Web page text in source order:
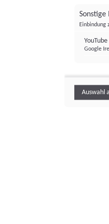
Sonstige
Einbindung
YouTube
Google
Auswahl